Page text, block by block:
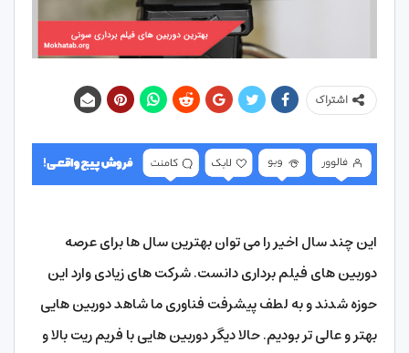
اشتراک
این چند سال اخیر را می توان بهترین سال ها برای عرصه
دوربین های فیلم برداری دانست. شرکت های زیادی وارد این
حوزه شدند و به لطف پیشرفت فناوری ما شاهد دوربین هایی
بهتر و عالی تر بودیم. حالا دیگر دوربین هایی با فریم ریت بالا و